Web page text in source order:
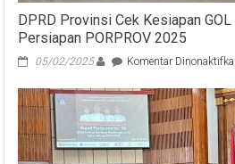
DPRD Provinsi Cek Kesiapan
Persiapan PORPROV 2025
05/02/2025 Komentar